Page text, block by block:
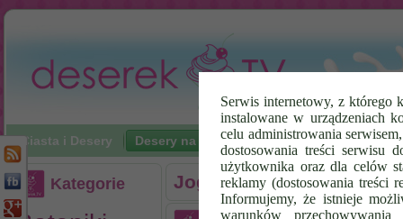
Serwis internetowy, z którego
instalowane w urządzeniach
celu administrowania
dostosowania treści serwisu
użytkownika oraz dla celów
reklamy (dostosowania treści
Informujemy, że istnieje
warunków
Ciasta i Desery Desery na zimno Napoje Poradniki
Kategorie Jogurty Owocowe